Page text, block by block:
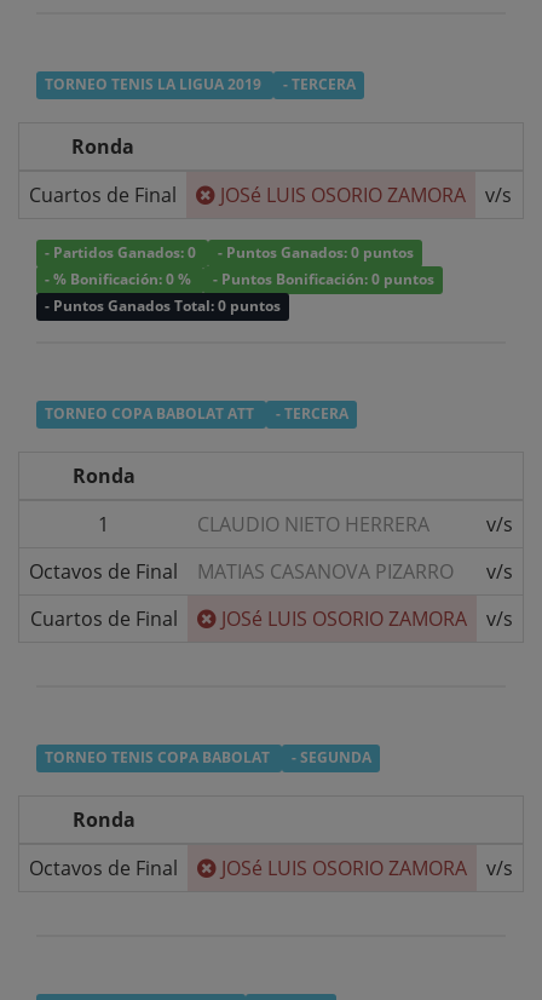
TORNEO TENIS LA LIGUA 2019 - TERCERA
Ronda
Cuartos de Final
JOSé LUIS OSORIO ZAMORA v/s
- Partidos Ganados: 0
- Puntos Ganados: 0 puntos
- % Bonificación: 0 %
- Puntos Bonificación: 0 puntos
- Puntos Ganados Total: 0 puntos
TORNEO COPA BABOLAT ATT - TERCERA
Ronda
1
CLAUDIO NIETO HERRERA
v/s
Octavos de Final
MATIAS CASANOVA PIZARRO
v/s
Cuartos de Final
JOSé LUIS OSORIO ZAMORA v/s
TORNEO TENIS COPA BABOLAT - SEGUNDA
Ronda
Octavos de Final
JOSé LUIS OSORIO ZAMORA v/s